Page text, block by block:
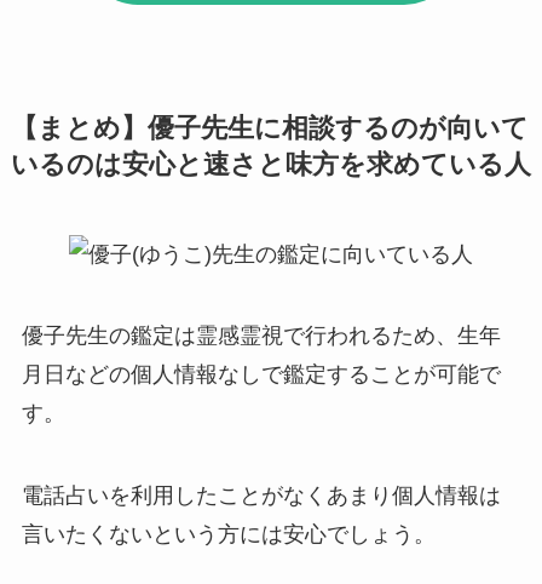
【まとめ】優子先生に相談するのが向いて
いるのは安心と速さと味方を求めている人
優子先生の鑑定は霊感霊視で行われるため、生年
月日などの個人情報なしで鑑定することが可能で
す。
電話占いを利用したことがなくあまり個人情報は
言いたくないという方には安心でしょう。